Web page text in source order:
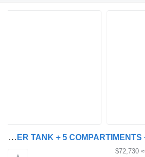
Scania G450 8X2 + 24.000 LITER TANK + 5 COMPARTIMENTS + HMK 2 AXLE TRAI